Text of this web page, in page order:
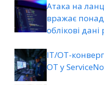
Атака на
вражає понад
облікові
ІТ/ОТ-
ОТ у